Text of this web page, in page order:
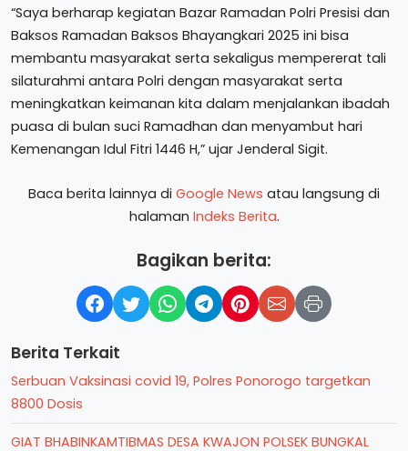
“Saya berharap kegiatan Bazar Ramadan Polri Presisi dan
Baksos Ramadan Baksos Bhayangkari 2025 ini bisa
membantu masyarakat serta sekaligus mempererat tali
silaturahmi antara Polri dengan masyarakat serta
meningkatkan keimanan kita dalam menjalankan ibadah
puasa di bulan suci Ramadhan dan menyambut hari
Kemenangan Idul Fitri 1446 H,” ujar Jenderal Sigit.
Baca berita lainnya di Google News atau langsung di
halaman Indeks Berita.
Bagikan berita:
Berita Terkait
Serbuan Vaksinasi covid 19, Polres Ponorogo targetkan
8800 Dosis
GIAT BHABINKAMTIBMAS DESA KWAJON POLSEK BUNGKAL